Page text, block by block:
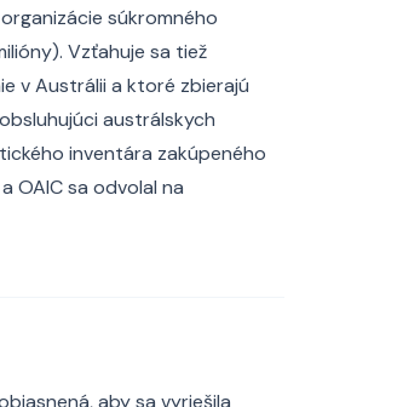
súkromného
Vzťahuje sa tiež
v Austrálii a ktoré zbierajú
austrálskych
inventára zakúpeného
OAIC sa odvolal na
aby sa vyriešila